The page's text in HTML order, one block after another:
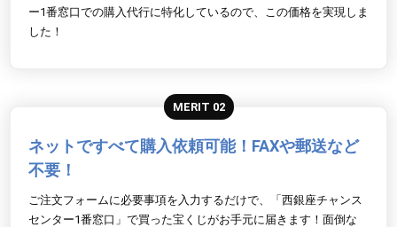
ー1番窓口での購入代行に特化しているので、この価格を実現しま
した！
MERIT 02
ネットですべて購入依頼可能！FAXや郵送など
不要！
ご注文フォームに必要事項を入力するだけで、「西銀座チャンス
センター1番窓口」で買った宝くじがお手元に届きます！面倒な